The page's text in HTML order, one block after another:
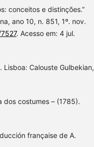
conceitos e distinções.”
ano 10, n. 851, 1º. nov.
. Acesso em: 4 jul.
Lisboa: Calouste Gulbekian,
dos costumes – (1785).
française de A.